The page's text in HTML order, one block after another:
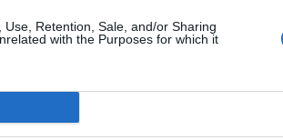
Retention, Sale, and/or Sharing
with the Purposes for which it
šventės: artimieji laukė dvi savaites